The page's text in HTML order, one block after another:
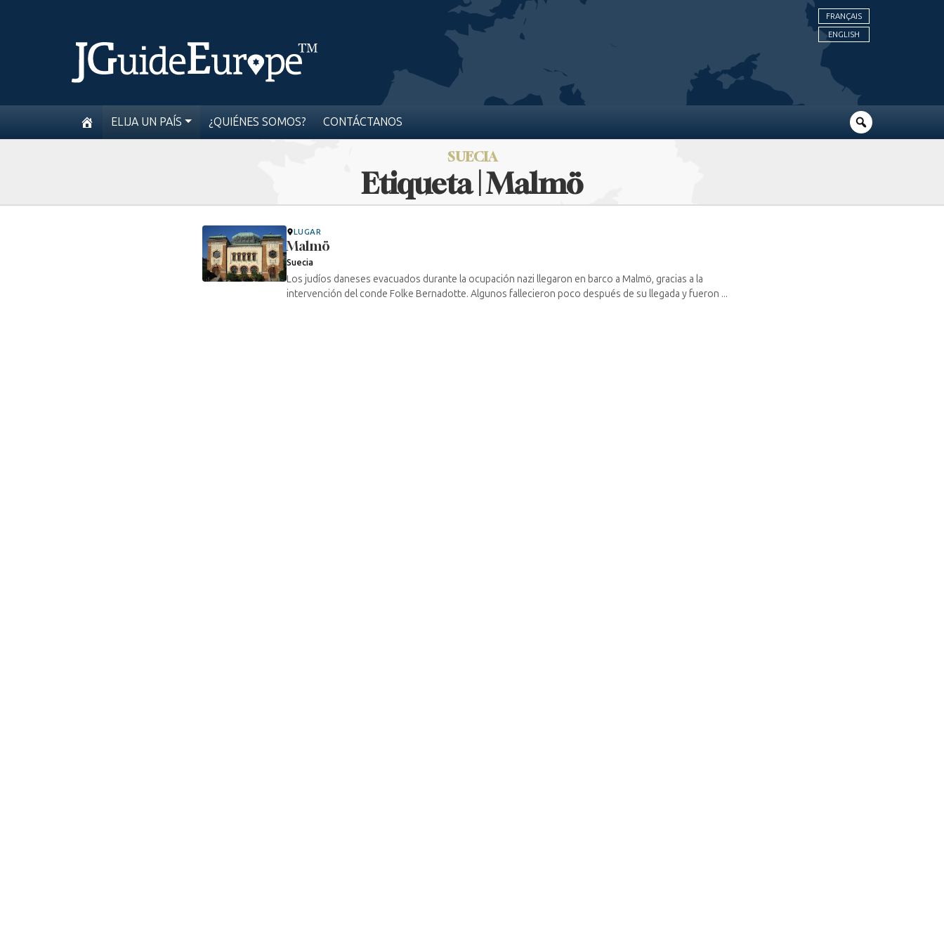
FRANÇAIS
ENGLISH
ELIJA UN PAÍS ¿QUIÉNES SOMOS? CONTÁCTANOS
SUECIA
Etiqueta | Malmö
LUGAR
Malmö
Suecia
Los judíos daneses evacuados durante la ocupación nazi llegaron en barco a Malmö, gracias a la
intervención del conde Folke Bernadotte. Algunos fallecieron poco después de su llegada y fueron ...